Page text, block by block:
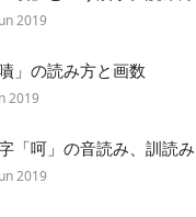
2019
」の読み方と画数
2019
「呵」の音読み、訓読
2019